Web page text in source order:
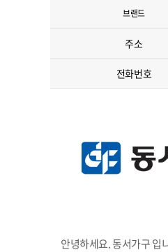
브랜드
주소
전화번호
안녕하세요. 동서가구 입